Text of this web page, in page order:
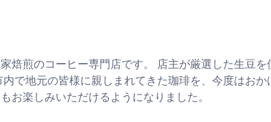
焙煎のコーヒー専門店です。 店主が厳選した生豆
で地元の皆様に親しまれてきた珈琲を、今度はお
お楽しみいただけるようになりました。